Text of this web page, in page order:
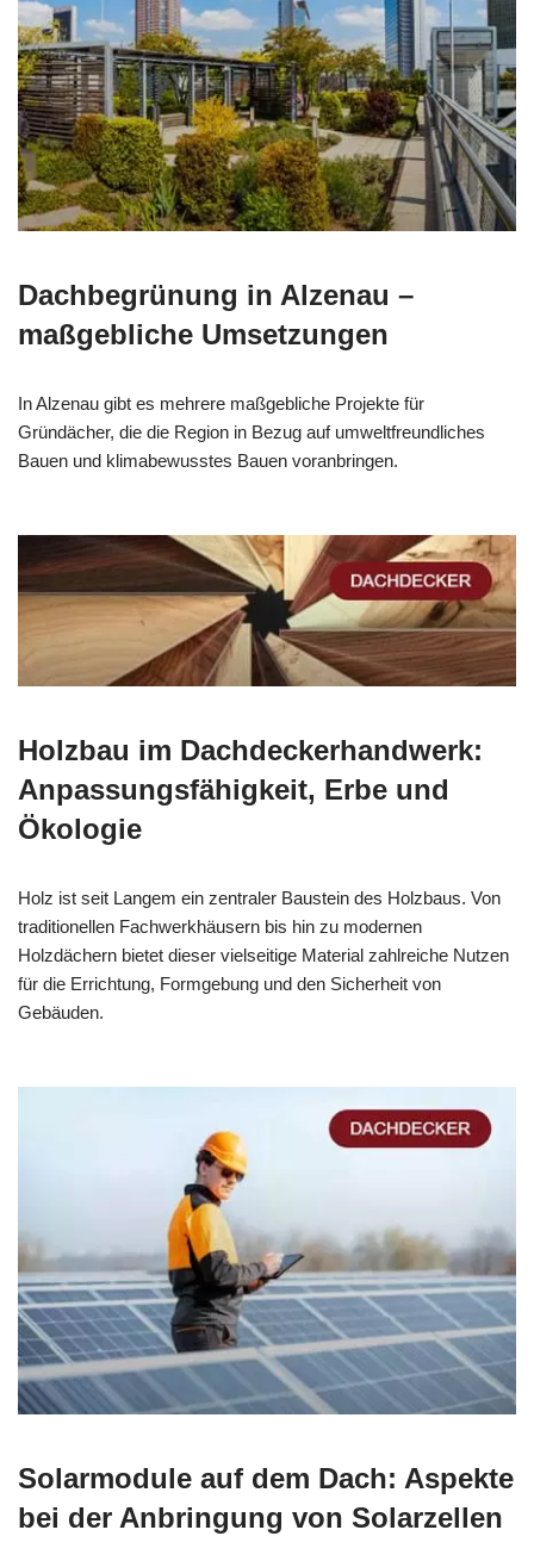
Dachbegrünung in Alzenau –
maßgebliche Umsetzungen
In Alzenau gibt es mehrere maßgebliche Projekte für
Gründächer, die die Region in Bezug auf umweltfreundliches
Bauen und klimabewusstes Bauen voranbringen.
Holzbau im Dachdeckerhandwerk:
Anpassungsfähigkeit, Erbe und
Ökologie
Holz ist seit Langem ein zentraler Baustein des Holzbaus. Von
traditionellen Fachwerkhäusern bis hin zu modernen
Holzdächern bietet dieser vielseitige Material zahlreiche Nutzen
für die Errichtung, Formgebung und den Sicherheit von
Gebäuden.
Solarmodule auf dem Dach: Aspekte
bei der Anbringung von Solarzellen